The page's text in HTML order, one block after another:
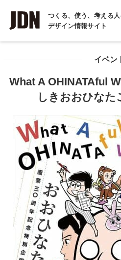
つくる、使う、考える
デザイン情報サイト
INTERVIEW
インタビュー
COLUMN
イベン
What A OHINATAful
しきおおひなた